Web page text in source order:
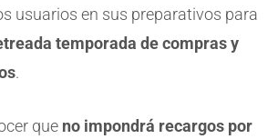
usuarios en sus preparativos para
temporada de compras y
.
que no impondrá recargos por